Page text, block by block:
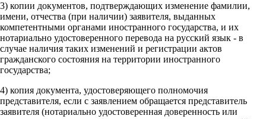
3) копии документов, подтверждающих изменение фамилии,
имени, отчества (при наличии) заявителя, выданных
компетентными органами иностранного государства, и их
нотариально удостоверенного перевода на русский язык - в
случае наличия таких изменений и регистрации актов
гражданского состояния на территории иностранного
государства;
4) копия документа, удостоверяющего полномочия
представителя, если с заявлением обращается представитель
заявителя (нотариально удостоверенная доверенность или